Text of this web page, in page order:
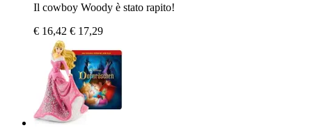
Il cowboy Woody è stato rapito!
€ 16,42 € 17,29